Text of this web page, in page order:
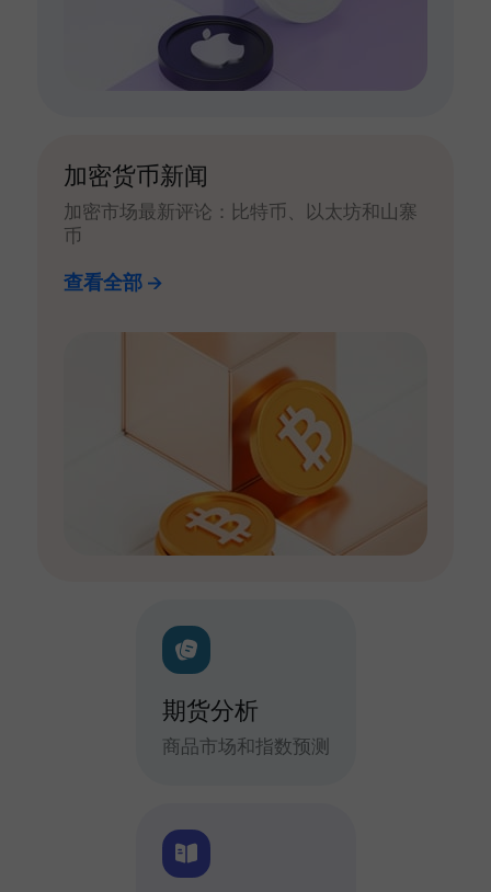
加密货币新闻
加密市场最新评论：比特币、以太坊和山寨
币
查看全部
期货分析
商品市场和指数预测